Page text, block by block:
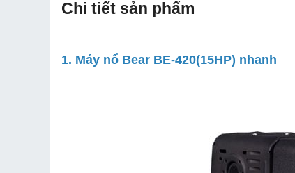
Chi tiết sản phẩm
1. Máy nổ Bear BE-420(15HP) nhanh